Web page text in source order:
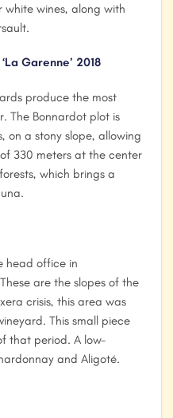
white wines, along with
Garenne’ 2018
produce the most
The Bonnardot plot is
on a stony slope, allowing
330 meters at the center
which brings a
head office in
are the slopes of the
crisis, this area was
This small piece
that period. A low-
and Aligoté.